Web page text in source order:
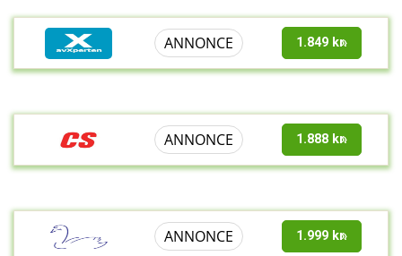
ANNONCE 1.849 kr.
ANNONCE 1.888 kr.
ANNONCE 1.999 kr.